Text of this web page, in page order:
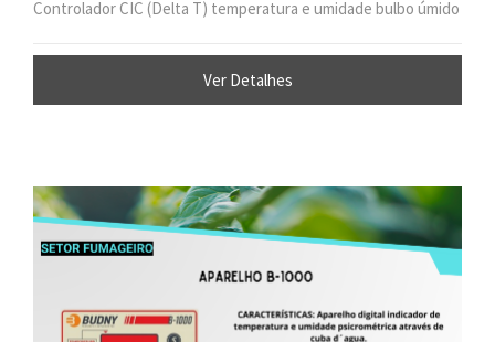
Controlador CIC (Delta T) temperatura e umidade bulbo úmido
Ver Detalhes